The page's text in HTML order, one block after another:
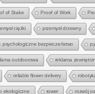
of Stake Proof of Work
ciężki przemysł drzewny
psychologiczne bezpieczeństwo
outdoorowa reklama
reliable flower delivery
ekologiczne rower rozwój